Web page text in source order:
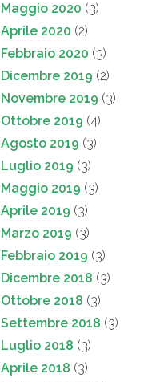
Maggio 2020 (3)
Aprile 2020 (2)
Febbraio 2020 (3)
Dicembre 2019 (2)
Novembre 2019 (3)
Ottobre 2019 (4)
Agosto 2019 (3)
Luglio 2019 (3)
Maggio 2019 (3)
Aprile 2019 (3)
Marzo 2019 (3)
Febbraio 2019 (3)
Dicembre 2018 (3)
Ottobre 2018 (3)
Settembre 2018 (3)
Luglio 2018 (3)
Aprile 2018 (3)